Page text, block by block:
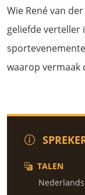
Wie René van
geliefde verteller
waarop vermaak
TALEN
Nederlands